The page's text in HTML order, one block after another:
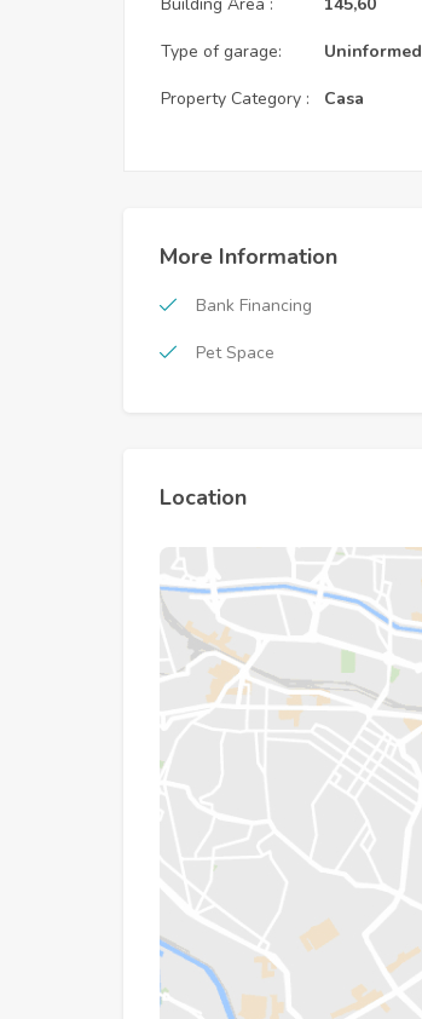
Type of garage:
Property Category :
Uninformed
Casa
More Information
Bank Financing
Pet Space
Location